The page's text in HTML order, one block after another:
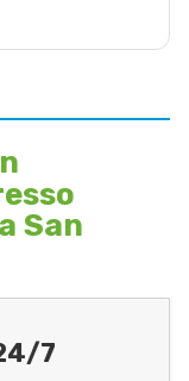
San
7